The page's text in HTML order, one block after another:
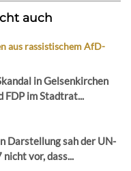
auch
aus rassistischem AfD-
in Gelsenkirchen
FDP im Stadtrat...
Darstellung sah der UN-
vor, dass...